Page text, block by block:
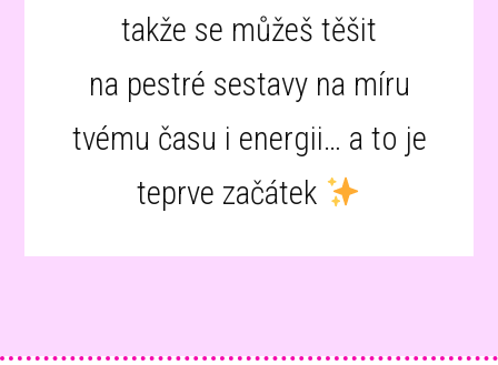
takže se můžeš těšit
na pestré sestavy na míru
tvému času i energii… a to je
teprve začátek